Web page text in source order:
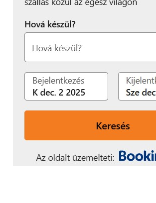
áthidalásában
szeretnénk
nyújtani. Ennek az
kulcsfogalma a
Telekomnál a
nem egyszerűen
megoldásokat jelent,
hanem cselekvő,
együttműködő, az